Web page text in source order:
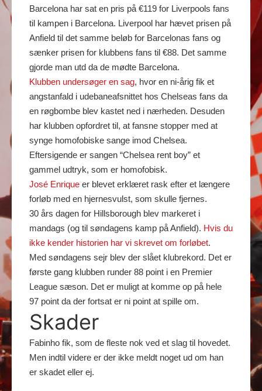
Barcelona har sat en pris på €119 for Liverpools fans
til kampen i Barcelona. Liverpool har hævet prisen på
Anfield til det samme beløb for Barcelonas fans og
sænker prisen for klubbens fans til €88. Det samme
gjorde man utd da de mødte Barcelona.
Klubben undersøger en sag, hvor en ni-årig fik et
angstanfald i udebaneafsnittet hos Chelseas fans da
en røgbombe blev kastet ned i nærheden. Desuden
har klubben opfordret til, at fansne stopper med at
synge homofobiske sange imod Chelsea.
Eftersigende er sangen “Chelsea rent boy” et
gammel udtryk, som er homofobisk.
José Enrique er blevet erklæret rask efter et længere
forløb med en hjernesvulst, som skulle fjernes.
30 års dagen for Hillsborough blev markeret i
mandags (og til søndagens kamp på Anfield). Hvis du
ikke kender historien har vi skrevet om forløbet.
Med søndagens sejr blev der slået klubrekord. Det er
første gang klubben runder 88 point i en Premier
League sæson. Det er muligt at komme op på hele
97 point da der fortsat er ni point at spille om.
Skader
Fabinho fik, som de fleste nok ved et slag til hovedet.
Men indtil videre er der ikke meldt noget ud om han
er skadet eller ej.